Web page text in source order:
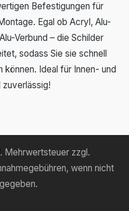
Befestigungen für
Egal ob Acryl, Alu-
Verbund – die Schilder
sodass Sie sie schnell
können. Ideal für Innen- und
Mehrwertsteuer zzgl.
wenn nicht